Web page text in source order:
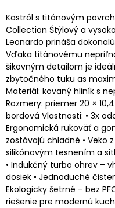
Kastról s titánovým
Collection Štýlový a
Leonardo prináša
Vďaka titánovému
šikovným detailom je
zbytočného tuku as
Materiál: kovaný hliník s
Rozmery: priemer 20 ×
bordová Vlastnosti: • 3x
Ergonomická rukoväť a
zostávajú chladné • Veko
silikónovým tesnením a
• Indukčný turbo ohrev –
dosiek • Jednoduché
Ekologicky šetrné – bez
riešenie pre modernú